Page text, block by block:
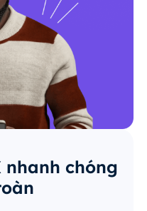
nhanh chóng